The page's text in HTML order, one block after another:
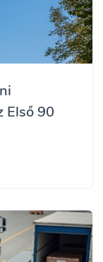
Első 90